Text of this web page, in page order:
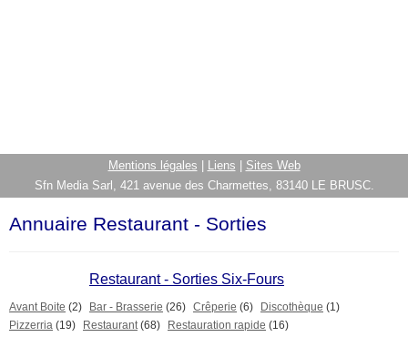
Mentions légales Liens
Sites Web
Sfn Media Sarl, 421 avenue des Charmettes, 83140 LE BRUSC.
Annuaire Restaurant - Sorties
Restaurant - Sorties Six-Fours
Avant Boite (2) Bar - Brasserie (26) Crêperie (6) Discothèque (1)
Pizzerria (19) Restaurant (68) Restauration rapide (16)